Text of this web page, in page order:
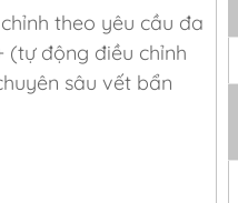
theo yêu cầu đa
(tự động điều chỉnh
sâu vết bẩn